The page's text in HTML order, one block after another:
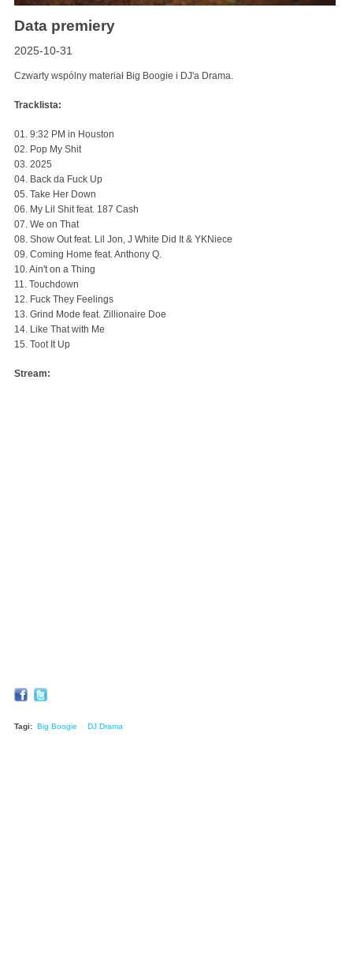
Data premiery
2025-10-31
Czwarty wspólny materiał Big Boogie i DJ'a Drama.
Tracklista:
01. 9:32 PM in Houston
02. Pop My Shit
03. 2025
04. Back da Fuck Up
05. Take Her Down
06. My Lil Shit feat. 187 Cash
07. We on That
08. Show Out feat. Lil Jon, J White Did It & YKNiece
09. Coming Home feat. Anthony Q.
10. Ain't on a Thing
11. Touchdown
12. Fuck They Feelings
13. Grind Mode feat. Zillionaire Doe
14. Like That with Me
15. Toot It Up
Stream:
Tagi: Big Boogie DJ Drama